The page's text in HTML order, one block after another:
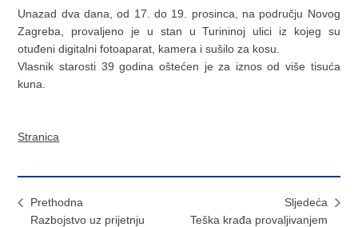
Unazad dva dana, od 17. do 19. prosinca, na području Novog
Zagreba, provaljeno je u stan u Turininoj ulici iz kojeg su
otuđeni digitalni fotoaparat, kamera i sušilo za kosu.
Vlasnik starosti 39 godina oštećen je za iznos od više tisuća
kuna.
Stranica
Prethodna
Razbojstvo uz prijetnju
Sljedeća
Teška krađa provaljivanjem